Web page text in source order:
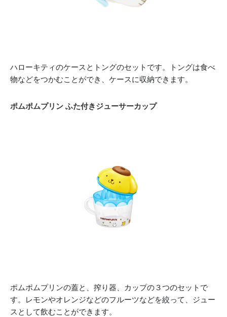
ハローキティのケースとトングのセットです。トングは食べ
物などをつかむことができ、ケースに収納できます。
ポムポムプリン ふた付きジューサーカップ
ポムポムプリンの蓋と、搾り器、カップの３つのセットで
す。レモンやオレンジなどのフルーツなどを絞って、ジュー
スとして飲むことができます。